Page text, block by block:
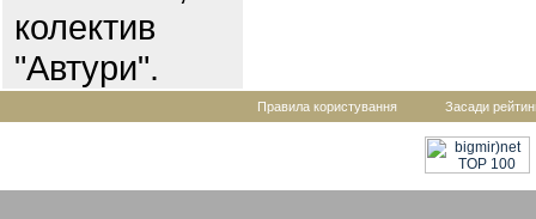
колектив
"Автури".
Правила користування Засади